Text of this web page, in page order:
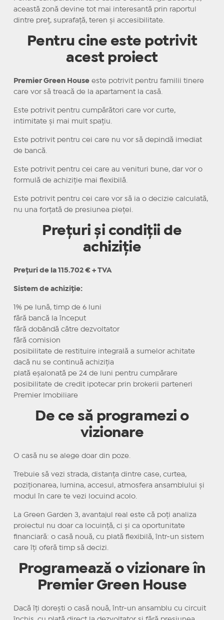
această zonă devine tot mai interesantă prin raportul
dintre preț, suprafață, teren și accesibilitate.
Pentru cine este potrivit
acest proiect
Premier Green Houseeste potrivit pentru familii tinere
care vor să treacă de la apartament la casă.
Este potrivit pentru cumpărători care vor curte,
intimitate și mai mult spațiu.
Este potrivit pentru cei care nu vor să depindă imediat
de bancă.
Este potrivit pentru cei care au venituri bune, dar vor o
formulă de achiziție mai flexibilă.
Este potrivit pentru cei care vor să ia o decizie calculată,
nu una forțată de presiunea pieței.
Prețuri și condiții de
achiziție
Prețuri de la 115.702 € + TVA
Sistem de achiziție:
1% pe lună, timp de 6 luni
fără bancă la început
fără dobândă către dezvoltator
fără comision
posibilitate de restituire integrală a sumelor achitate
dacă nu se continuă achiziția
plată eșalonată pe 24 de luni pentru cumpărare
posibilitate de credit ipotecar prin brokerii parteneri
Premier Imobiliare
De ce să programezi o
vizionare
O casă nu se alege doar din poze.
Trebuie să vezi strada, distanța dintre case, curtea,
poziționarea, lumina, accesul, atmosfera ansamblului și
modul în care te vezi locuind acolo.
La Green Garden 3, avantajul real este că poți analiza
proiectul nu doar ca locuință, ci și ca oportunitate
financiară: o casă nouă, cu plată flexibilă, într-un sistem
care îți oferă timp să decizi.
Programează o vizionare în
Premier Green House
Dacă îți dorești o casă nouă, într-un ansamblu cu circuit